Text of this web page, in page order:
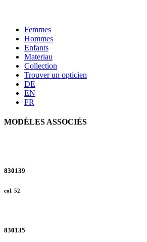
Femmes
Hommes
Enfants
Materiau
Collection
Trouver un opticien
DE
EN
FR
MODÈLES ASSOCIÉS
830139
col. 52
830135